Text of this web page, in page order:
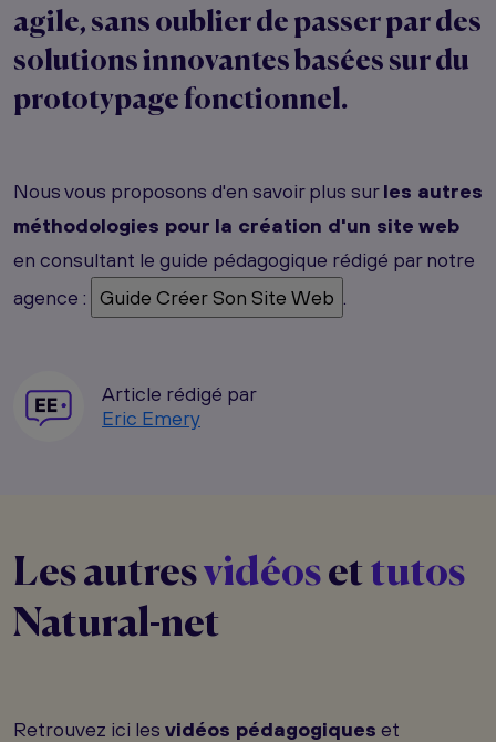
agile, sans oublier de passer par des
solutions innovantes basées sur du
prototypage fonctionnel.
Nous vous proposons d'en savoir plus surles autres
méthodologies pour la création d'un site web
en consultant le guide pédagogique rédigé par notre
agence :
.
Article rédigé par
Eric Emery
Les autresvidéosettutos
Natural-net
Retrouvez ici les vidéos pédagogiques et